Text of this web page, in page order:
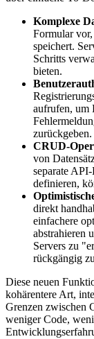
Komplexe
Formular
speichert.
Schritts
bieten.
aufrufen, um
zurückgeben.
CRUD-
von
separate
definieren,
direkt
einfachere
abstrahieren
Servers zu
rückgängig
Diese neuen
kohärentere Art,
Grenzen zwischen
weniger Code,